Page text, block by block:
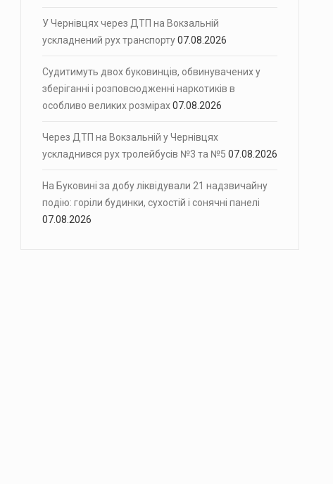
У Чернівцях через ДТП на Вокзальній
ускладнений рух транспорту07.08.2026
Судитимуть двох буковинців, обвинувачених у
зберіганні і розповсюдженні наркотиків в
особливо великих розмірах07.08.2026
Через ДТП на Вокзальній у Чернівцях
ускладнився рух тролейбусів №3 та №5 07.08.2026
На Буковині за добу ліквідували 21 надзвичайну
подію: горіли будинки, сухостій і сонячні панелі
07.08.2026